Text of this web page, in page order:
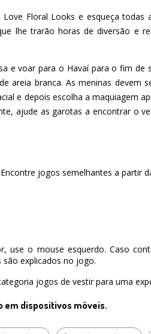
Floral Looks e esqueça todas
lhe trarão horas de diversão e
e voar para o Havaí para o fim
areia branca. As meninas devem
e depois escolha a maquiagem
ajude as garotas a encontrar o
jogos semelhantes a partir
use o mouse esquerdo. Caso
explicados no jogo.
jogos de vestir para uma
em dispositivos móveis.